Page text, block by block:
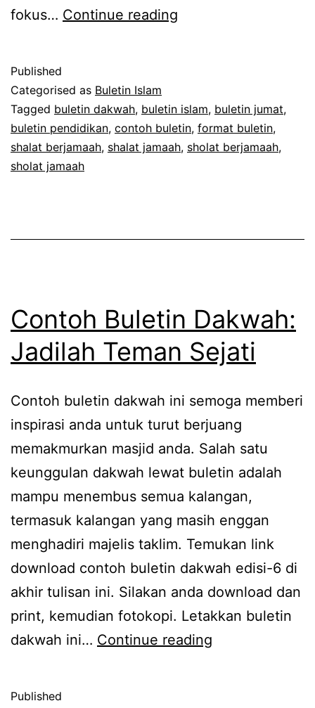
fokus… Continue reading
7
Published
Categorised as Buletin Islam
Tagged buletin dakwah, buletin islam, buletin jumat,
buletin pendidikan, contoh buletin, format buletin,
shalat berjamaah, shalat jamaah, sholat berjamaah,
sholat jamaah
Contoh Buletin Dakwah:
Jadilah Teman Sejati
Contoh buletin dakwah ini semoga memberi
inspirasi anda untuk turut berjuang
memakmurkan masjid anda. Salah satu
keunggulan dakwah lewat buletin adalah
mampu menembus semua kalangan,
termasuk kalangan yang masih enggan
menghadiri majelis taklim. Temukan link
download contoh buletin dakwah edisi-6 di
akhir tulisan ini. Silakan anda download dan
print, kemudian fotokopi. Letakkan buletin
dakwah ini… Continue reading
Published